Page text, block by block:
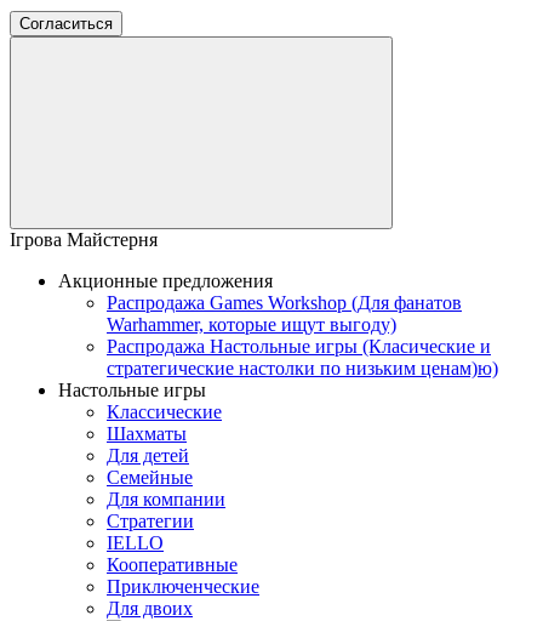
Согласиться
Ігрова Майстерня
Акционные предложения
Распродажа Games Workshop (Для фанатов
Warhammer, которые ищут выгоду)
Распродажа Настольные игры (Класические и
стратегические настолки по низьким ценам)ю)
Настольные игры
Классические
Шахматы
Для детей
Семейные
Для компании
Стратегии
IELLO
Кооперативные
Приключенческие
Для двоих